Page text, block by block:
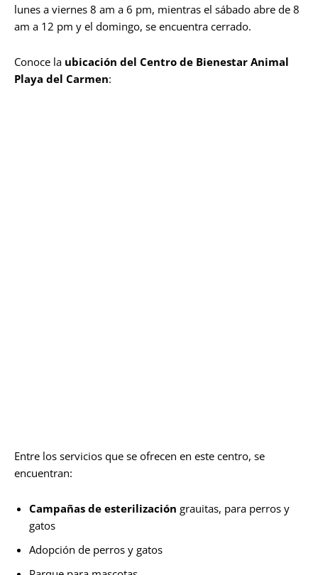
lunes a viernes 8 am a 6 pm, mientras el sábado abre de 8
am a 12 pm y el domingo, se encuentra cerrado.
Conoce la ubicación del Centro de Bienestar Animal
Playa del Carmen:
Entre los servicios que se ofrecen en este centro, se
encuentran:
Campañas de esterilización grauitas, para perros y
gatos
Adopción de perros y gatos